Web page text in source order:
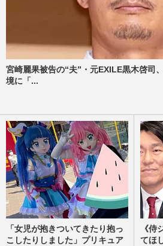
宮崎麗果被告の“夫”・元EXILE黒木啓司
境に「...
「女児が抱きついてきたり抱っ
こしたりしました」プリキュア
《侍
てほ